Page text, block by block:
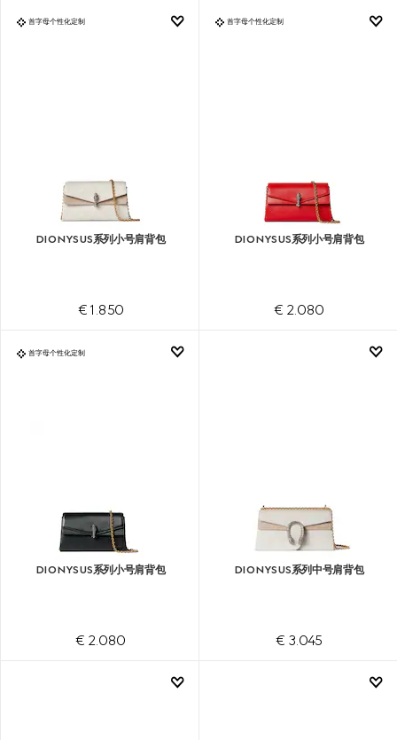
首字母个性化定制
DIONYSUS系列小号肩背包
€ 1.850
首字母个性化定制
DIONYSUS系列小号肩背包
€ 2.080
首字母个性化定制
DIONYSUS系列小号肩背包
€ 2.080
DIONYSUS系列中号肩背包
€ 3.045